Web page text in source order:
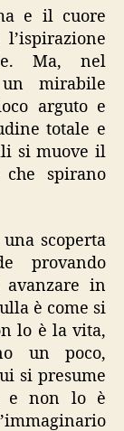
e il cuore
Ma, nel
un mirabile
arguto e
totale e
si muove il
spirano
scoperta
provando
avanzare in
è come si
lo è la vita,
un poco,
si presume
e non lo è